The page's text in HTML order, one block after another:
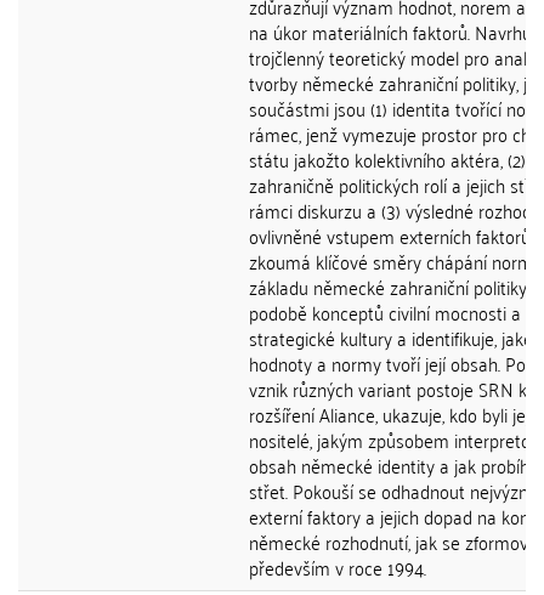
na úkor materiálních faktorů. Navrhuje
trojčlenný teoretický model pro
tvorby německé zahraniční politiky,
součástmi jsou (1) identita tvořící
rámec, jenž vymezuje prostor pro
státu jakožto kolektivního aktéra, (2)
zahraničně politických rolí a jejich
rámci diskurzu a (3) výsledné
ovlivněné vstupem externích faktorů.
zkoumá klíčové směry chápání
základu německé zahraniční politiky v
podobě konceptů civilní mocnosti a
strategické kultury a identifikuje, jaké
hodnoty a normy tvoří její obsah.
vznik různých variant postoje SRN k
rozšíření Aliance, ukazuje, kdo byli
nositelé, jakým způsobem
obsah německé identity a jak
střet. Pokouší se odhadnout
externí faktory a jejich dopad na
německé rozhodnutí, jak se
především v roce 1994.